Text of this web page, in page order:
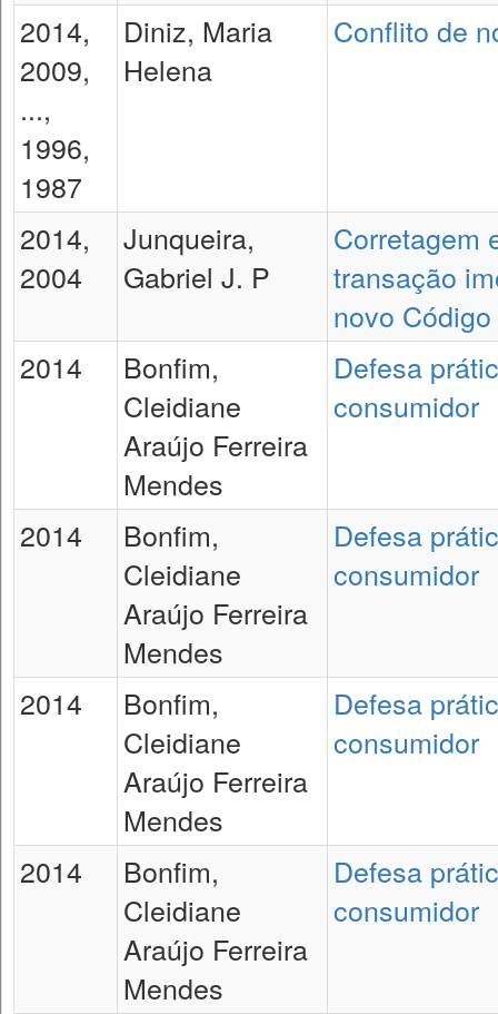
2014,
2009,
...,
1996,
1987
Diniz, Maria
Helena
Conflito de
2014,
2004
Junqueira,
Gabriel J. P
Corretagem
transação
novo
2014
Bonfim,
Cleidiane
Araújo Ferreira
Mendes
Defesa
consumidor
2014
Bonfim,
Cleidiane
Araújo Ferreira
Mendes
Defesa
consumidor
2014
Bonfim,
Cleidiane
Araújo Ferreira
Mendes
Defesa
consumidor
2014
Bonfim,
Cleidiane
Araújo Ferreira
Mendes
Defesa
consumidor